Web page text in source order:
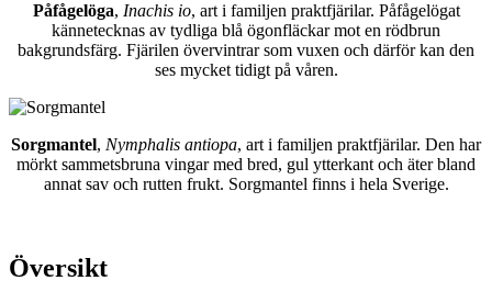
Påfågelöga, Inachis io, art i familjen praktfjärilar. Påfågelögat
kännetecknas av tydliga blå ögonfläckar mot en rödbrun
bakgrundsfärg. Fjärilen övervintrar som vuxen och därför kan den
ses mycket tidigt på våren.
Sorgmantel, Nymphalis antiopa, art i familjen praktfjärilar. Den har
mörkt sammetsbruna vingar med bred, gul ytterkant och äter bland
annat sav och rutten frukt. Sorgmantel finns i hela Sverige.
Översikt